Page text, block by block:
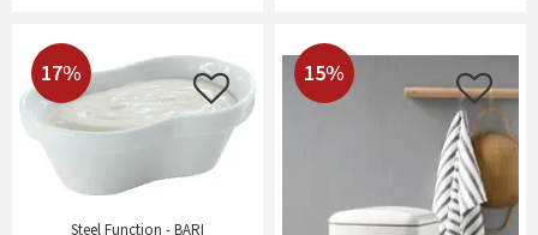
17%
Steel Function - BARI
15%